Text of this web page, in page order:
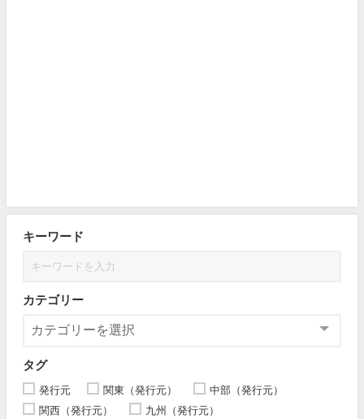
キーワード
カテゴリー
タグ
発行元 関東（発行元）
中部（発行元）
関西（発行元）
九州（発行元）